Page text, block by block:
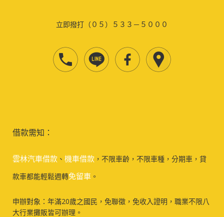
立即撥打（０５）５３３－５０００
借款需知：
雲林汽車借款 、 機車借款 ，不限車齡，不限車種，分期車，貸
款車都能輕鬆週轉免留車 。
申辦對象：年滿20歲之國民，免聯徵，免收入證明，職業不限八
大行業攤販皆可辦理。